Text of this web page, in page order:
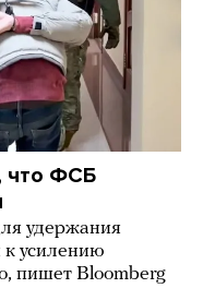
что ФСБ
удержания
к усилению
пишет Bloomberg